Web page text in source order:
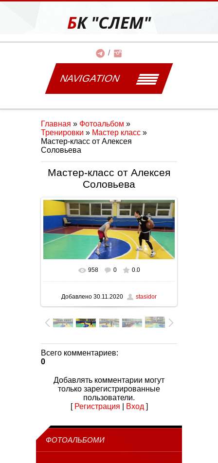
БК "СЛЕМ"
NAVIGATION
Главная » Фотоальбом »
Тренировки » Мастер класс »
Мастер-класс от Алексея
Соловьева
Мастер-класс от Алексея
Соловьева
В реальном размере 1280x576
958 0 0.0
Добавлено 30.11.2020 stasidor
Всего комментариев:
0
Добавлять комментарии могут
только зарегистрированные
пользователи.
[ Регистрация Вход ]
ФОТОАЛЬБОМИ